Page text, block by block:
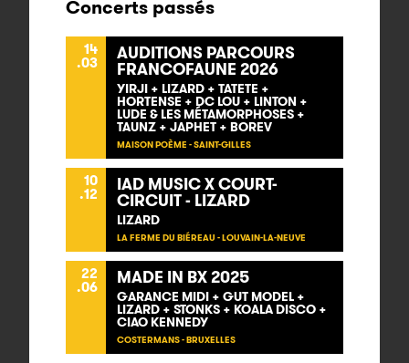
Concerts passés
14
.03 AUDITIONS PARCOURS
FRANCOFAUNE 2026
YIRJI + LIZARD + TATETE +
HORTENSE + DC LOU + LINTON +
LUDE & LES MÉTAMORPHOSES +
TAUNZ + JAPHET + BOREV
MAISON POÈME - SAINT-GILLES
10
.12 IAD MUSIC X COURT-
CIRCUIT - LIZARD
LIZARD
LA FERME DU BIÉREAU - LOUVAIN-LA-NEUVE
22
.06 MADE IN BX 2025
GARANCE MIDI + GUT MODEL +
LIZARD + STONKS + KOALA DISCO +
CIAO KENNEDY
COSTERMANS - BRUXELLES